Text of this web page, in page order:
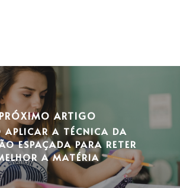
ARTIGO
APLICAR A TÉCNICA DA
ESPAÇADA PARA RETER
A MATÉRIA